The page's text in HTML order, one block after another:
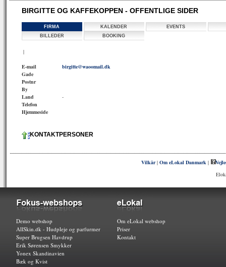
BIRGITTE OG KAFFEKOPPEN - OFFENTLIGE SIDER
FIRMA KALENDER
EVENTS
BILLEDER
BOOKING
|
E-mail
birgitte@waoomail.dk
Gade
Postnr
By
Land
-
Telefon
Hjemmeside
KONTAKTPERSONER
Vilkår|Om eLokal Danmark |
Demo webshop
AllSkin.dk - Hudpleje og parfurmer
Super Brugsen Havdrup
Erik Sørensen Smykker
Yonex Skandinavien
Bæk og Kvist
Om eLokal webshop
Priser
Kontakt